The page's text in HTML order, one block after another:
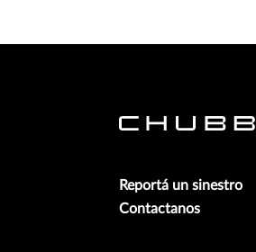
Reportá un sinestro
Contactanos